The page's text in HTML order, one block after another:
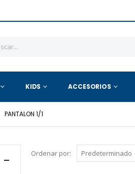
KIDS ACCESORIOS
PANTALON 1/1
Ordenar por: